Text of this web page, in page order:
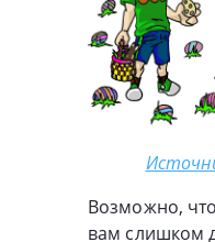
Возможно, что
вам слишком